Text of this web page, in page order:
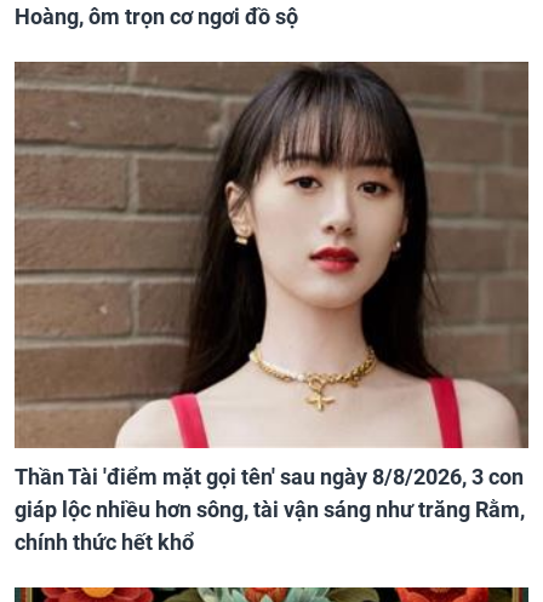
Hoàng, ôm trọn cơ ngơi đồ sộ
Thần Tài 'điểm mặt gọi tên' sau ngày 8/8/2026, 3 con
giáp lộc nhiều hơn sông, tài vận sáng như trăng Rằm,
chính thức hết khổ